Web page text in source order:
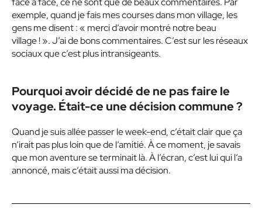
exemple, quand je fais mes courses dans mon village, les
gens me disent : « merci d’avoir montré notre beau
village ! ». J’ai de bons commentaires. C’est sur les réseaux
sociaux que c’est plus intransigeants.
Pourquoi avoir décidé de ne pas faire le
voyage. Était-ce une décision commune ?
Quand je suis allée passer le week-end, c’était clair que ça
n’irait pas plus loin que de l’amitié. À ce moment, je savais
que mon aventure se terminait là. À l’écran, c’est lui qui l’a
annoncé, mais c’était aussi ma décision.